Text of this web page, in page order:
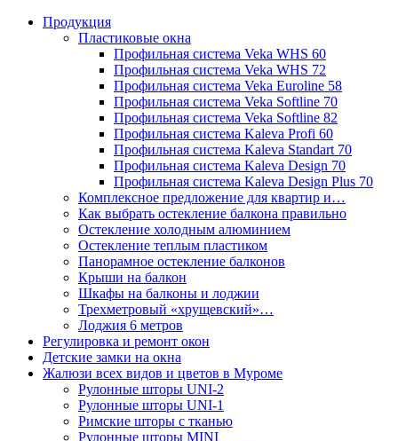
Продукция
Пластиковые окна
Профильная система Veka WHS 60
Профильная система Veka WHS 72
Профильная система Veka Euroline 58
Профильная система Veka Softline 70
Профильная система Veka Softline 82
Профильная система Kaleva Profi 60
Профильная система Kaleva Standart 70
Профильная система Kaleva Design 70
Профильная система Kaleva Design Plus 70
Комплексное предложение для квартир и…
Как выбрать остекление балкона правильно
Остекление холодным алюминием
Остекление теплым пластиком
Панорамное остекление балконов
Крыши на балкон
Шкафы на балконы и лоджии
Трехметровый «хрущевский»…
Лоджия 6 метров
Регулировка и ремонт окон
Детские замки на окна
Жалюзи всех видов и цветов в Муроме
Рулонные шторы UNI-2
Рулонные шторы UNI-1
Римские шторы с тканью
Рулонные шторы MINI